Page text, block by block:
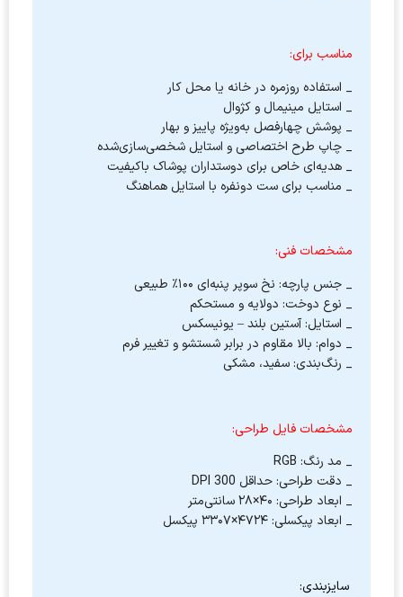
مناسب برای:
_ استفاده روزمره در خانه یا محل کار
_ استایل مینیمال و کژوال
_ پوشش چهارفصل به‌ویژه پاییز و بهار
_ چاپ طرح اختصاصی و استایل شخصی‌سازی‌شده
_ هدیه‌ای خاص برای دوستداران پوشاک باکیفیت
_ مناسب برای ست دونفره با استایل هماهنگ
مشخصات فنی:
_ جنس پارچه: نخ سوپر پنبه‌ای ۱۰۰٪ طبیعی
_ نوع دوخت: دولایه و مستحکم
_ استایل: آستین بلند – یونیسکس
_ دوام: بالا مقاوم در برابر شستشو و تغییر فرم
_ رنگ‌بندی: سفید، مشکی
مشخصات فایل طراحی:
_ مد رنگ: RGB
_ دقت طراحی: حداقل 300 DPI
_ ابعاد طراحی: ۴۰×۲۸ سانتی‌متر
_ ابعاد پیکسلی: ۴۷۲۴×۳۳۰۷ پیکسل
سایزبندی: